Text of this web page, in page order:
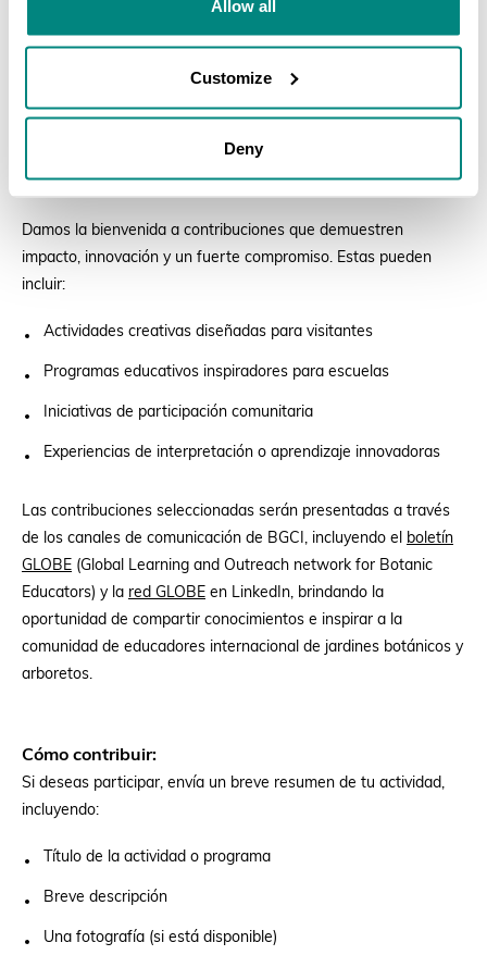
Allow all
Customize
Deny
En preparación para este día especial, invitamos a educadores
de instituciones miembros de BGCI a compartir sus actividades
iniciativas educativas sobresalientes de todo el mundo, inspirar
a compañeros y compañeras y fomentar el intercambio de
conocimientos en la comunidad global de jardines botánicos.
Damos la bienvenida a contribuciones que demuestren
impacto, innovación y un fuerte compromiso. Estas pueden
incluir:
Actividades creativas diseñadas para visitantes
Programas educativos inspiradores para escuelas
Iniciativas de participación comunitaria
Experiencias de interpretación o aprendizaje innovadoras
Las contribuciones seleccionadas serán presentadas a través
de los canales de comunicación de BGCI, incluyendo el boletín
GLOBE (Global Learning and Outreach network for Botanic
Educators) y la red GLOBE en LinkedIn, brindando la
oportunidad de compartir conocimientos e inspirar a la
comunidad de educadores internacional de jardines botánicos y
arboretos.
Cómo contribuir:
Si deseas participar, envía un breve resumen de tu actividad,
incluyendo:
Título de la actividad o programa
Breve descripción
Una fotografía (si está disponible)